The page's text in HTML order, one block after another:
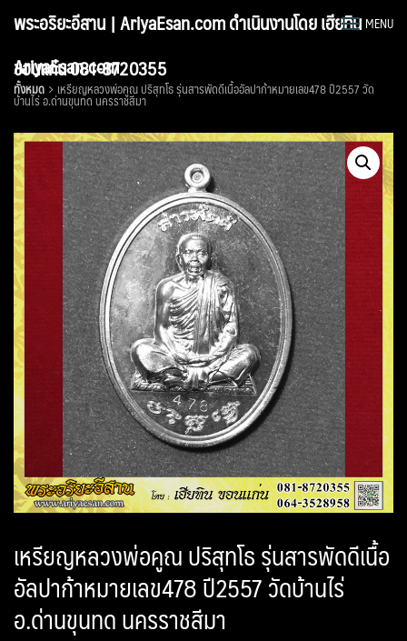
พระอริยะอีสาน | AriyaEsan.com ดำเนินงานโดย เฮียทิน
ขอนแก่น 081-8720355
MENU
AriyaEsan.com
ทั้งหมด เหรียญหลวงพ่อคูณ ปริสุทโธ รุ่นสารพัดดีเนื้ออัลปาก้าหมายเลข478 ปี2557 วัด
บ้านไร่ อ.ด่านขุนทด นครราชสีมา
เหรียญหลวงพ่อคูณ ปริสุทโธ รุ่นสารพัดดีเนื้อ
อัลปาก้าหมายเลข478 ปี2557 วัดบ้านไร่
อ.ด่านขุนทด นครราชสีมา